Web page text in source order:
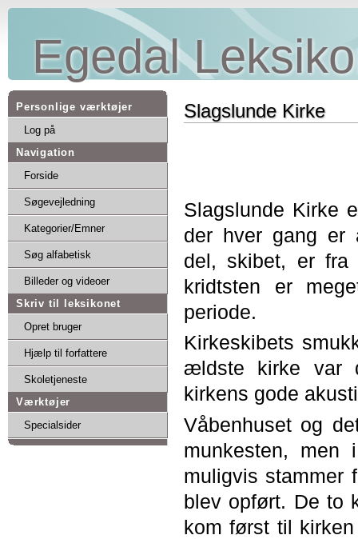
Egedal
Personlige værktøjer
Log på
Navigation
Forside
Søgevejledning
Kategorier/Emner
Søg alfabetisk
Billeder og videoer
Skriv til leksikonet
Opret bruger
Hjælp til forfattere
Skoletjeneste
Værktøjer
Specialsider
Slagslunde Kirke
Slagslunde Kirke
der hver gang er
del, skibet, er fra
kridtsten er
periode.
Kirkeskibets
ældste kirke var
kirkens gode
Våbenhuset og
munkesten, men
muligvis stammer
blev opført. De to
kom først til